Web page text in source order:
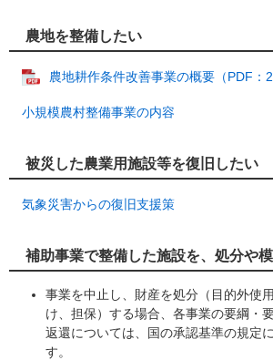
農地を整備したい
農地耕作条件改善事業の概要（PDF：
小規模農村整備事業の内容
被災した農業用施設等を復旧したい
気象災害からの復旧支援策
補助事業で整備した施設を、処分や
事業を中止し、財産を処分（目的外使
け、担保）する場合、各事業の要綱・
返還については、国の承認基準の規定
す。